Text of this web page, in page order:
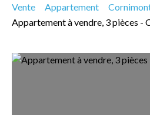
Vente Appartement
Appartement à vendre, 3 pièces -